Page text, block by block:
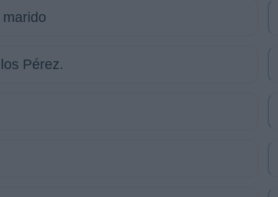
Pérez.